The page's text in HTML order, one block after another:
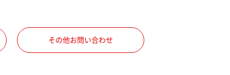
その他お問い合わせ